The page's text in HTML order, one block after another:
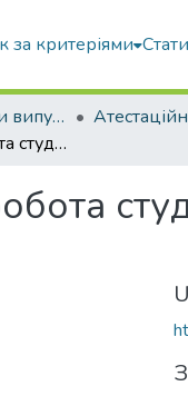
за критеріями
Атестаційні роботи випускників
Атестаційна робота студента Весклярського Олександра Сергійовича